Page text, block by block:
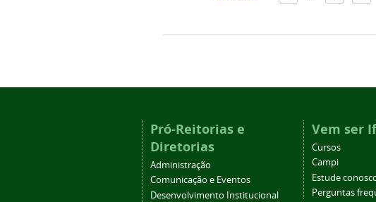
Pró-Reitorias e
Diretorias
Administração
Comunicação e Eventos
Desenvolvimento Institucional
Vem ser
Cursos
Campi
Estude
Perguntas